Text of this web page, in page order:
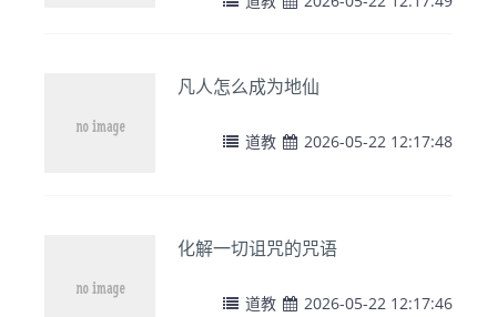
凡人怎么成为地仙
道教 2026-05-22 12:17:48
化解一切诅咒的咒语
道教 2026-05-22 12:17:46